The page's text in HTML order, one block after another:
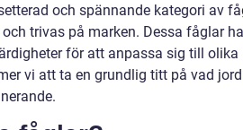
och spännande kategori av
trivas på marken. Dessa fåglar
för att anpassa sig till olika
vi att ta en grundlig titt på vad